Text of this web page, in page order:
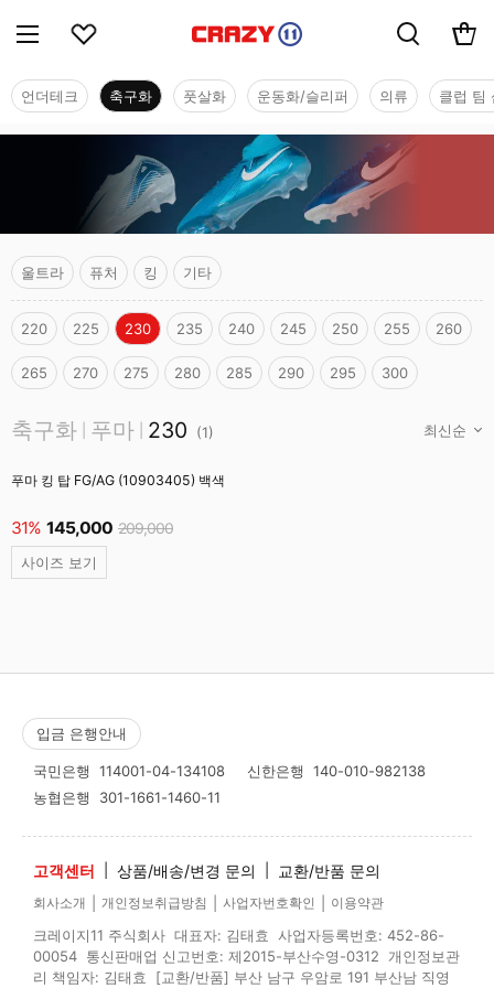
언더테크 축구화 풋살화 운동화/슬리퍼 의류 클럽 팀
울트라 퓨처 킹 기타
220 225 230 235 240 245 250 255 260
265 270 275 280 285 290 295 300
축구화 푸마 230 (1)
푸마 킹 탑 FG/AG (10903405) 백색
31% 145,000 209,000
사이즈 보기
입금 은행안내
국민은행 114001-04-134108 신한은행 140-010-982138
농협은행 301-1661-1460-11
고객센터 상품/배송/변경 문의 교환/반품 문의
회사소개 개인정보취급방침 사업자번호확인 이용약관
크레이지11 주식회사 대표자: 김태효 사업자등록번호: 452-86-
00054 통신판매업 신고번호: 제2015-부산수영-0312 개인정보관
리 책임자: 김태효 [교환/반품] 부산 남구 우암로 191 부산남 직영